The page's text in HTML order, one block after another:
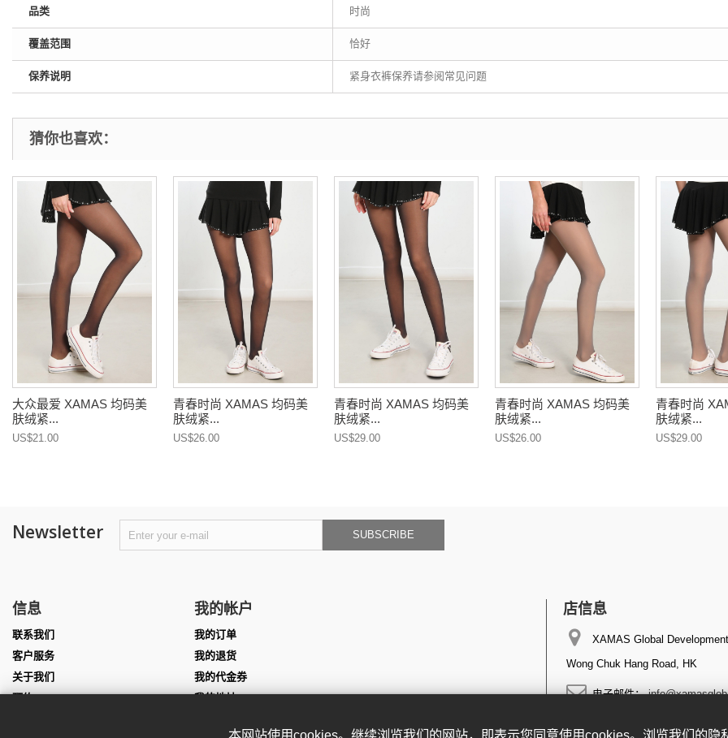
品类 时尚
覆盖范围 恰好
保养说明 紧身衣裤保养请参阅常见问题
猜你也喜欢：
大众最爱 XAMAS 均码美
肤绒紧...
US$21.00
青春时尚 XAMAS 均码美
肤绒紧...
US$26.00
青春时尚 XAMAS 均码美
肤绒紧...
US$29.00
青春时尚 XAMAS 均码美
肤绒紧...
US$26.00
青春时尚
肤绒紧...
US$29.00
Newsletter SUBSCRIBE
信息
联系我们
客户服务
关于我们
预约
我的帐户
我的订单
我的退货
我的代金券
我的地址
店信息
XAMAS Global
Wong Chuk Hang Road, HK
电子邮件：
本网站使用cookies。继续浏览我们的网站，即表示您同意使用cookies。浏览我们的隐